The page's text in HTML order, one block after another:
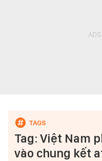
Tag: Việt Nam
vào chung kết